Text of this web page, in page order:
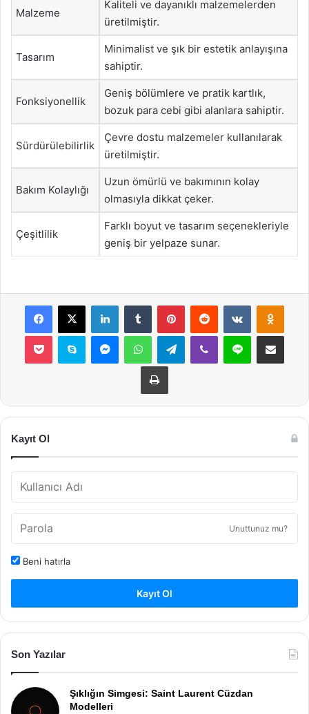
Malzeme
Kaliteli ve dayanıklı malzemelerden
üretilmiştir.
Tasarım
Minimalist ve şık bir estetik anlayışına
sahiptir.
Fonksiyonellik
Geniş bölümlere ve pratik kartlık,
bozuk para cebi gibi alanlara sahiptir.
Sürdürülebilirlik
Çevre dostu malzemeler kullanılarak
üretilmiştir.
Bakım Kolaylığı
Uzun ömürlü ve bakımının kolay
olmasıyla dikkat çeker.
Çeşitlilik
Farklı boyut ve tasarım seçenekleriyle
geniş bir yelpaze sunar.
Facebook
X LinkedInTumblr PinterestReddit VKontakte
Pocket Skype MessengerWhatsAppTelegramViber Line E-Posta ile
Yazdır
Kayıt Ol
Unuttunuz mu?
Beni hatırla
Kayıt Ol
Son Yazılar
Şıklığın Simgesi: Saint Laurent Cüzdan
Modelleri